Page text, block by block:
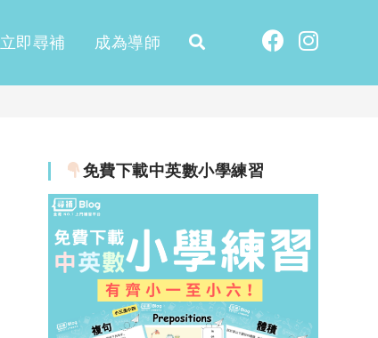
立即尋補 成為導師
免費下載中英數小學練習